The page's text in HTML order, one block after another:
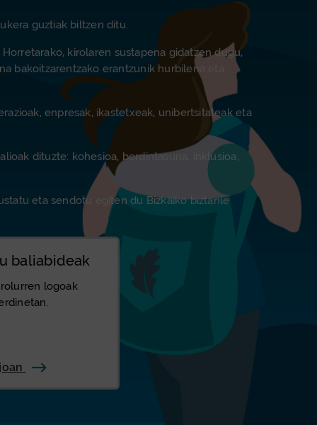
guztiak biltzen ditu.
kirolaren sustapena gidatzen dugu,
bakoitzarentzako erantzunik hurbilena eta
enpresak, ikastetxeak, unibertsitateak eta
dituzte: kohesioa, berdintasuna, inklusioa,
eta sendotu egiten du Bizkaiko biztanle
baliabideak
logoak